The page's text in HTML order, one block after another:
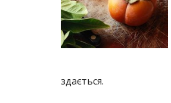
здається.